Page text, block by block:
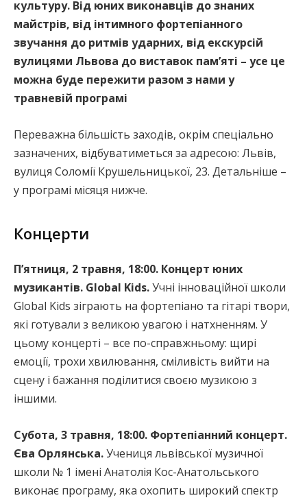
культуру. Від юних виконавців до знаних
майстрів, від інтимного фортепіанного
звучання до ритмів ударних, від екскурсій
вулицями Львова до виставок пам’яті – усе це
можна буде пережити разом з нами у
травневій програмі
Переважна більшість заходів, окрім спеціально
зазначених, відбуватиметься за адресою: Львів,
вулиця Соломії Крушельницької, 23. Детальніше –
у програмі місяця нижче.
Концерти
П’ятниця, 2 травня, 18:00. Концерт юних
музикантів. Global Kids.Учні інноваційної школи
Global Kids зіграють на фортепіано та гітарі твори,
які готували з великою увагою і натхненням. У
цьому концерті – все по-справжньому: щирі
емоції, трохи хвилювання, сміливість вийти на
сцену і бажання поділитися своєю музикою з
іншими.
Субота, 3 травня, 18:00. Фортепіанний концерт.
Єва Орлянська.Учениця львівської музичної
школи № 1 імені Анатолія Кос-Анатольського
виконає програму, яка охопить широкий спектр